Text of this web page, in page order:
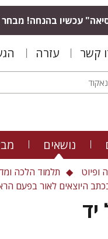
עכשיו בהנחה!
קשר עזרה
נושאים
ופיוט תלמוד הלכה
היוצאים לאור בפעם